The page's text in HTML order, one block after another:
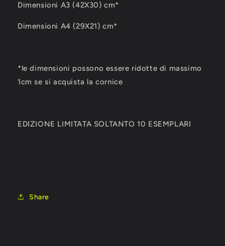
Dimensioni A3 (42X30) cm*
Dimensioni A4 (29X21) cm*
*le dimensioni possono essere ridotte di massimo
1cm se si acquista la cornice
EDIZIONE LIMITATA SOLTANTO 10 ESEMPLARI
Share